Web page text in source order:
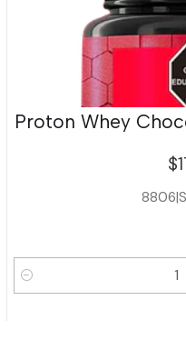
Proton Whey
8806|
Cantidad